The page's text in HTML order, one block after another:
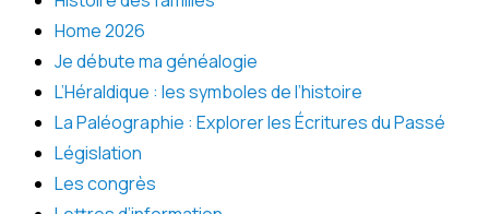
Home 2026
Je débute ma généalogie
L’Héraldique : les symboles de l’histoire
La Paléographie : Explorer les Écritures du Passé
Législation
Les congrès